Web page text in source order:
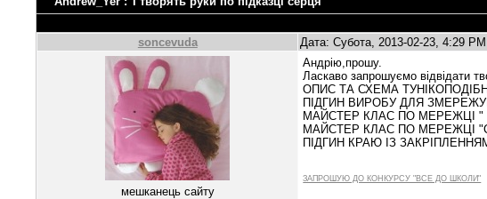
soncevuda Дата: Субота, 2013-02-23, 4:29
мешканець сайту
Андрію,прошу.
Ласкаво запрошуємо відвідати
ОПИС ТА СХЕМА
ПІДГИН ВИРОБУ ДЛЯ
МАЙСТЕР КЛАС ПО МЕРЕЖЦІ
МАЙСТЕР КЛАС ПО МЕРЕЖЦІ
ПІДГИН КРАЮ ІЗ
ЗАПРОШУЮ ДО КОНКУРСУ "ВСЕ ДО ШКОЛИ"